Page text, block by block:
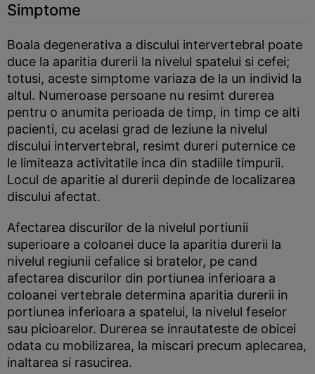
Simptome
Boala degenerativa a discului intervertebral poate
duce la aparitia durerii la nivelul spatelui si cefei;
totusi, aceste simptome variaza de la un individ la
altul. Numeroase persoane nu resimt durerea
pentru o anumita perioada de timp, in timp ce alti
pacienti, cu acelasi grad de leziune la nivelul
discului intervertebral, resimt dureri puternice ce
le limiteaza activitatile inca din stadiile timpurii.
Locul de aparitie al durerii depinde de localizarea
discului afectat.
Afectarea discurilor de la nivelul portiunii
superioare a coloanei duce la aparitia durerii la
nivelul regiunii cefalice si bratelor, pe cand
afectarea discurilor din portiunea inferioara a
coloanei vertebrale determina aparitia durerii in
portiunea inferioara a spatelui, la nivelul feselor
sau picioarelor. Durerea se inrautateste de obicei
odata cu mobilizarea, la miscari precum aplecarea,
inaltarea si rasucirea.